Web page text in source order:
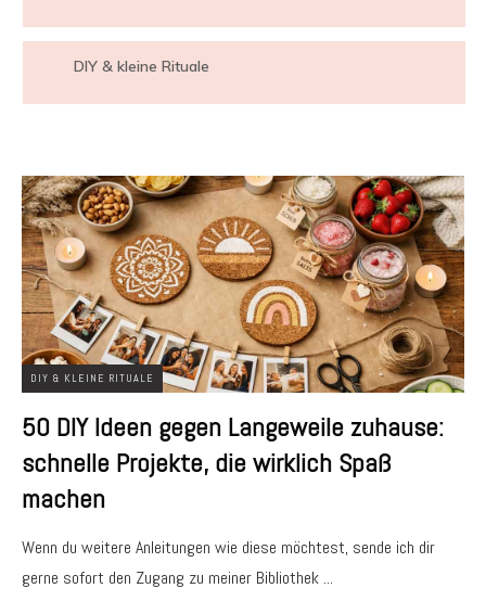
DIY & KLEINE RITUALE
50 DIY Ideen gegen Langeweile zuhause:
schnelle Projekte, die wirklich Spaß
machen
Wenn du weitere Anleitungen wie diese möchtest, sende ich dir
gerne sofort den Zugang zu meiner Bibliothek ...
DIY & kleine Rituale